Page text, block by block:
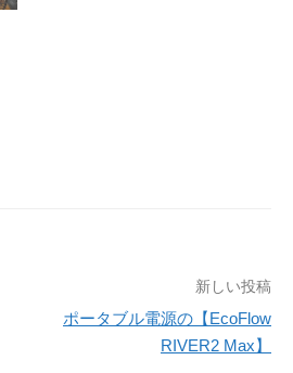
新しい投稿
ポータブル電源の【EcoFlow
RIVER2 Max】